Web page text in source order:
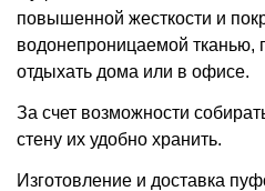
повышенной жесткости и
водонепроницаемой тканью,
отдыхать дома или в офисе.
За счет возможности
стену их удобно хранить.
Изготовление и доставка